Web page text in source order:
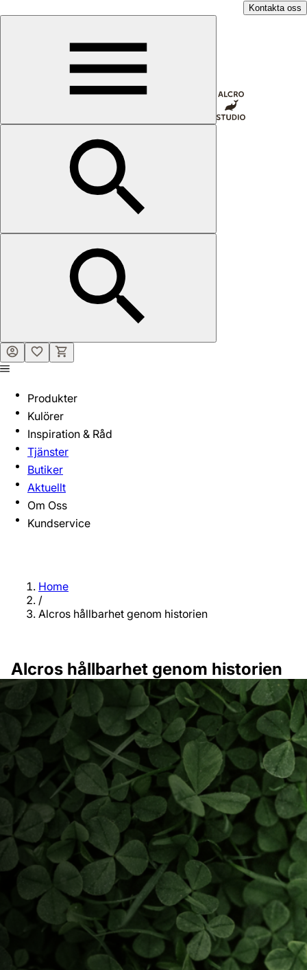
Kontakta oss
Produkter
Kulörer
Inspiration & Råd
Tjänster
Butiker
Aktuellt
Om Oss
Kundservice
Home
/
Alcros hållbarhet genom historien
Alcros hållbarhet genom historien